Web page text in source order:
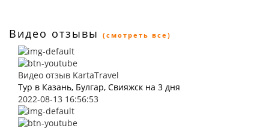
Видео отзывы (смотреть все)
Видео отзыв KartaTravel
Тур в Казань, Булгар, Свияжск на 3 дня
2022-08-13 16:56:53